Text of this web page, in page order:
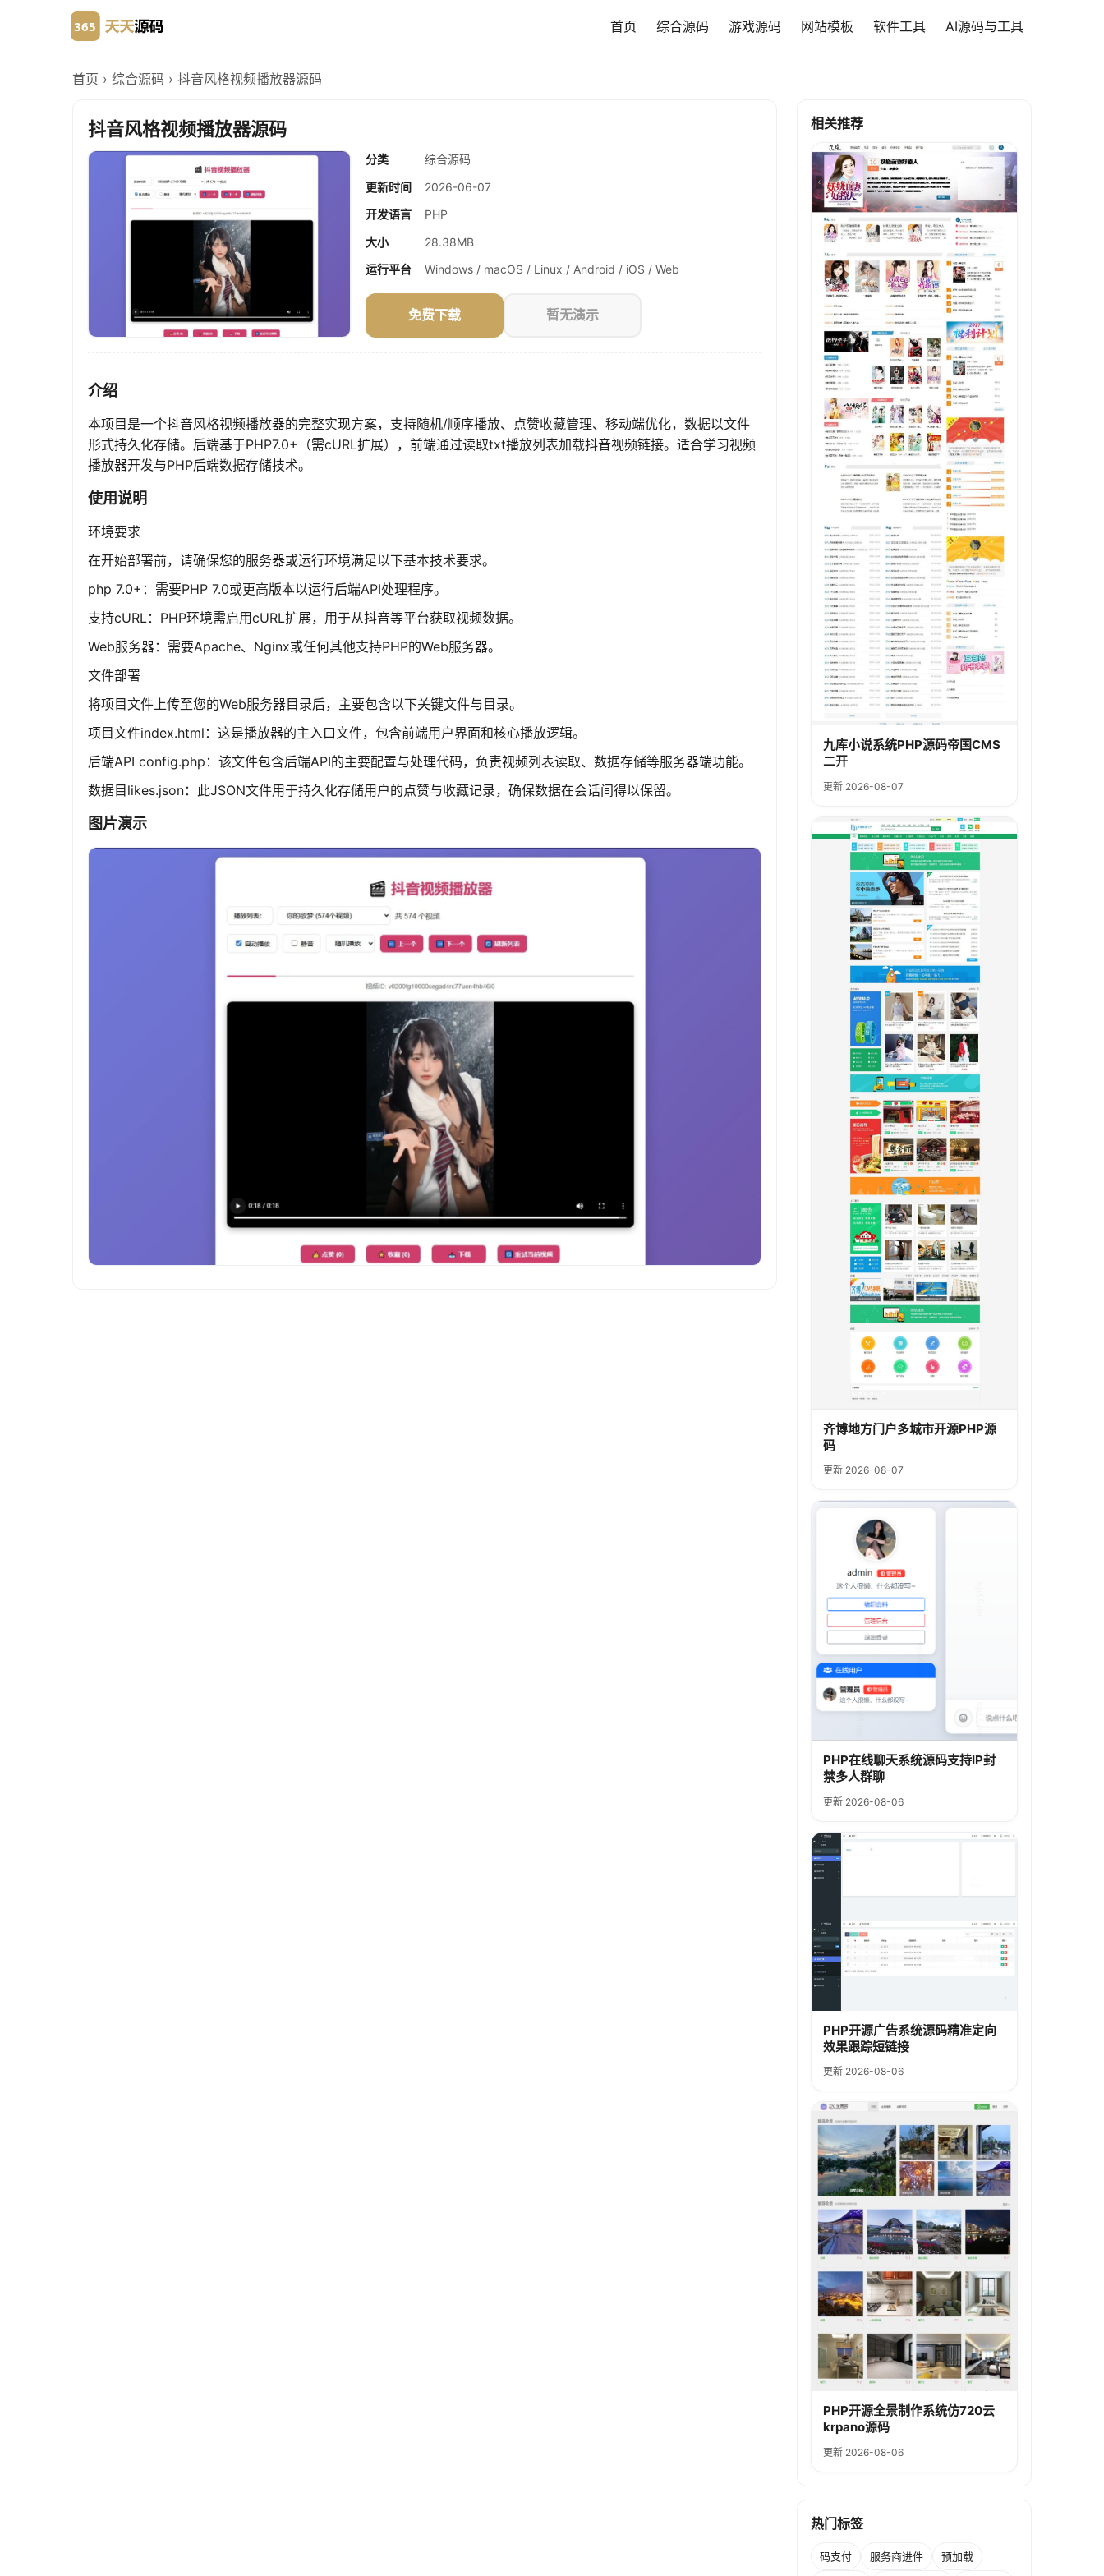
首页 综合源码 游戏源码 网站模板 软件工具 AI源码与工具
首页 › 综合源码 › 抖音风格视频播放器源码
抖音风格视频播放器源码
分类
综合源码
更新时间
2026-06-07
开发语言
PHP
大小
28.38MB
运行平台
Windows / macOS / Linux / Android / iOS / Web
免费下载 暂无演示
介绍
本项目是一个抖音风格视频播放器的完整实现方案，支持随机/顺序播放、点赞收藏管理、移动端优化，数据以文件
形式持久化存储。后端基于PHP7.0+（需cURL扩展），前端通过读取txt播放列表加载抖音视频链接。适合学习视频
播放器开发与PHP后端数据存储技术。
使用说明
环境要求
在开始部署前，请确保您的服务器或运行环境满足以下基本技术要求。
php 7.0+：需要PHP 7.0或更高版本以运行后端API处理程序。
支持cURL：PHP环境需启用cURL扩展，用于从抖音等平台获取视频数据。
Web服务器：需要Apache、Nginx或任何其他支持PHP的Web服务器。
文件部署
将项目文件上传至您的Web服务器目录后，主要包含以下关键文件与目录。
项目文件index.html：这是播放器的主入口文件，包含前端用户界面和核心播放逻辑。
后端API config.php：该文件包含后端API的主要配置与处理代码，负责视频列表读取、数据存储等服务器端功能。
数据目likes.json：此JSON文件用于持久化存储用户的点赞与收藏记录，确保数据在会话间得以保留。
图片演示
相关推荐
九库小说系统PHP源码帝国CMS
二开
更新 2026-08-07
齐博地方门户多城市开源PHP源
码
更新 2026-08-07
PHP在线聊天系统源码支持IP封
禁多人群聊
更新 2026-08-06
PHP开源广告系统源码精准定向
效果跟踪短链接
更新 2026-08-06
PHP开源全景制作系统仿720云
krpano源码
更新 2026-08-06
热门标签
码支付 服务商进件 预加载